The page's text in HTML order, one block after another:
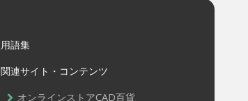
用語集
関連サイト・コンテンツ
オンラインストアCAD百貨